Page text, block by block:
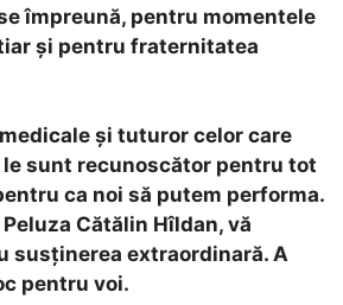
împreună, pentru momentele
și pentru fraternitatea
și tuturor celor care
sunt recunoscător pentru tot
ca noi să putem performa.
Cătălin Hîldan, vă
susținerea extraordinară. A
pentru voi.